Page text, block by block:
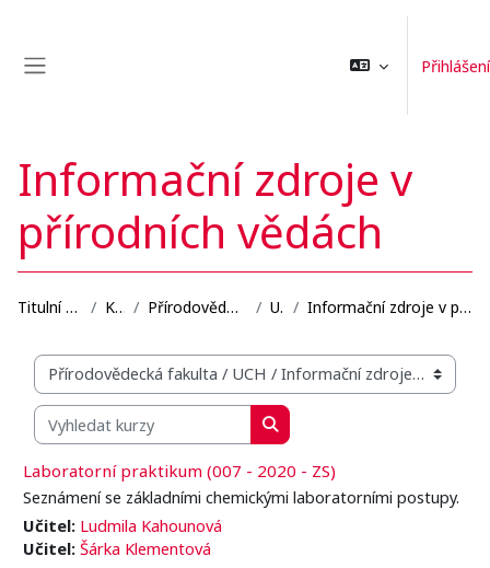
Přihlášení
Informační zdroje v
přírodních vědách
Titulní stránka Kurzy Přírodovědecká fakulta UCH Informační zdroje v přírodních vědách
Organizační struktura kurzů
Vyhledat kurzy
Vyhledat kurzy
Laboratorní praktikum (007 - 2020 - ZS)
Seznámení se základními chemickými laboratorními postupy.
Učitel: Ludmila Kahounová
Učitel: Šárka Klementová